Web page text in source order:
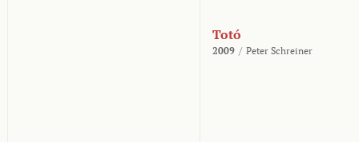
Totó
2009 / Peter Schreiner